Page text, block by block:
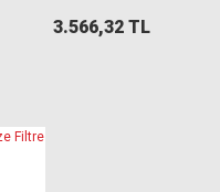
3.566,32 TL